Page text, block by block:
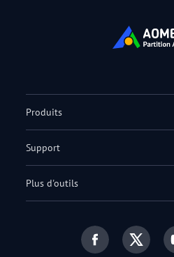
Produits
Support
Plus d'outils